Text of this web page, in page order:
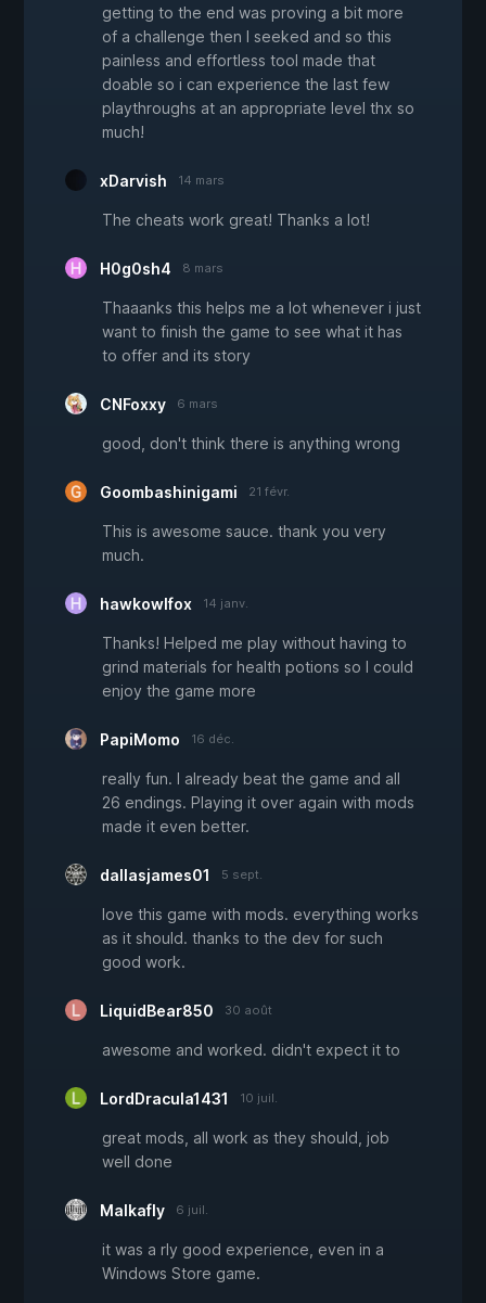
getting to the end was proving a bit more
of a challenge then I seeked and so this
painless and effortless tool made that
doable so i can experience the last few
playthroughs at an appropriate level thx so
much!
xDarvish 14 mars
The cheats work great! Thanks a lot!
H0g0sh4 8 mars
Thaaanks this helps me a lot whenever i just
want to finish the game to see what it has
to offer and its story
CNFoxxy 6 mars
good, don't think there is anything wrong
Goombashinigami 21 févr.
This is awesome sauce. thank you very
much.
hawkowlfox 14 janv.
Thanks! Helped me play without having to
grind materials for health potions so I could
enjoy the game more
PapiMomo 16 déc.
really fun. I already beat the game and all
26 endings. Playing it over again with mods
made it even better.
dallasjames01 5 sept.
love this game with mods. everything works
as it should. thanks to the dev for such
good work.
LiquidBear850 30 août
awesome and worked. didn't expect it to
LordDracula1431 10 juil.
great mods, all work as they should, job
well done
Malkafly 6 juil.
it was a rly good experience, even in a
Windows Store game.